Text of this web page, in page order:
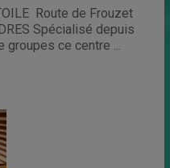
Route de Frouzet
Spécialisé depuis
groupes ce centre ...